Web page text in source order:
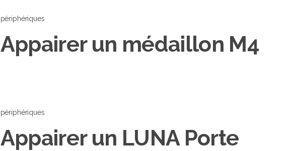
périphériques
Appairer un médaillon M4
périphériques
Appairer un LUNA Porte